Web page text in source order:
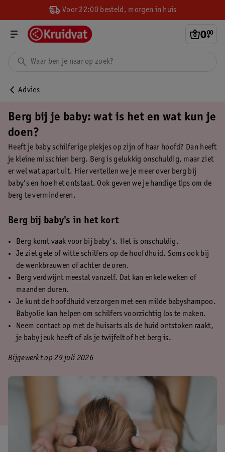
Voor 22:00 besteld, morgen in huis
0.
00
Advies
Berg bij je baby: wat is het en wat kun je
doen?
Heeft je baby schilferige plekjes op zijn of haar hoofd? Dan heeft
je kleine misschien berg. Berg is gelukkig onschuldig, maar ziet
er wel wat apart uit. Hier vertellen we je meer over berg bij
baby’s en hoe het ontstaat. Ook geven we je handige tips om de
berg te verminderen.
Berg bij baby's in het kort
Berg komt vaak voor bij baby's. Het is onschuldig.
Je ziet gele of witte schilfers op de hoofdhuid. Soms ook bij
de wenkbrauwen of achter de oren.
Berg verdwijnt meestal vanzelf. Dat kan enkele weken of
maanden duren.
Je kunt de hoofdhuid verzorgen met een milde babyshampoo.
Babyolie kan helpen om schilfers voorzichtig los te maken.
Neem contact op met de huisarts als de huid ontstoken raakt,
je baby jeuk heeft of als je twijfelt of het berg is.
Bijgewerkt op 29 juli 2026